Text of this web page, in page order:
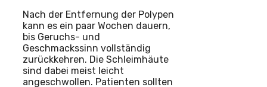
Nach der Entfernung der Polypen
kann es ein paar Wochen dauern,
bis Geruchs- und
Geschmackssinn vollständig
zurückkehren. Die Schleimhäute
sind dabei meist leicht
angeschwollen. Patienten sollten